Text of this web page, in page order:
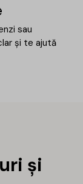
sau
și te ajută
și